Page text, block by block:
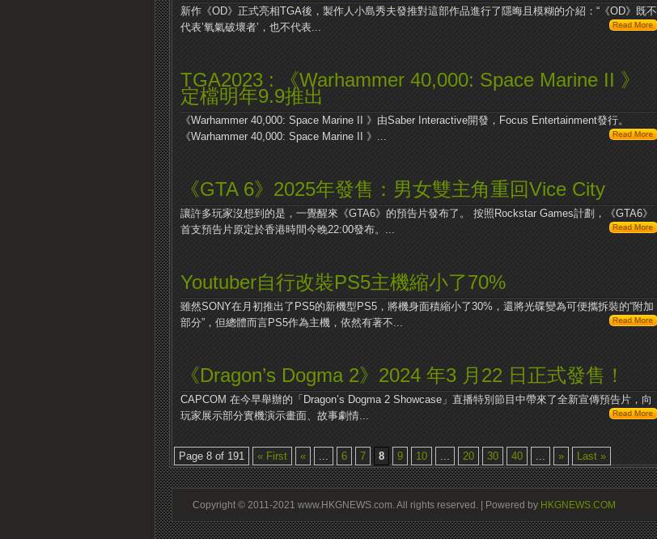
新作《OD》正式亮相TGA後，製作人小島秀夫發推對這部作品進行了隱晦且模糊的介紹：“《OD》既不
代表’氧氣破壞者’，也不代表...
TGA2023 : 《Warhammer 40,000: Space Marine II 》
定檔明年9.9推出
《Warhammer 40,000: Space Marine II 》由Saber Interactive開發，Focus Entertainment發行。
《Warhammer 40,000: Space Marine II 》...
《GTA 6》2025年發售：男女雙主角重回Vice City
讓許多玩家沒想到的是，一覺醒來《GTA6》的預告片發布了。 按照Rockstar Games計劃，《GTA6》
首支預告片原定於香港時間今晚22:00發布。...
Youtuber自行改裝PS5主機縮小了70%
雖然SONY在月初推出了PS5的新機型PS5，將機身面積縮小了30%，還將光碟變為可便攜拆裝的“附加
部分”，但總體而言PS5作為主機，依然有著不...
《Dragon’s Dogma 2》2024 年3 月22 日正式發售！
CAPCOM 在今早舉辦的「Dragon’s Dogma 2 Showcase」直播特別節目中帶來了全新宣傳預告片，向
玩家展示部分實機演示畫面、故事劇情...
Page 8 of 191 « First « ... 6 7 8 9 10 ... 20 30 40 ... » Last »
Copyright © 2011-2021 www.HKGNEWS.com. All rights reserved. | Powered by HKGNEWS.COM